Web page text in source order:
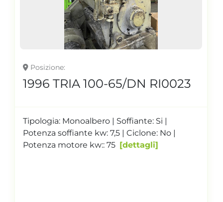
Posizione
1996 TRIA 100-65/DN RI0023
Tipologia: Monoalbero | Soffiante: Si |
Potenza soffiante kw: 7,5 | Ciclone: No |
Potenza motore kw:: 75
dettagli